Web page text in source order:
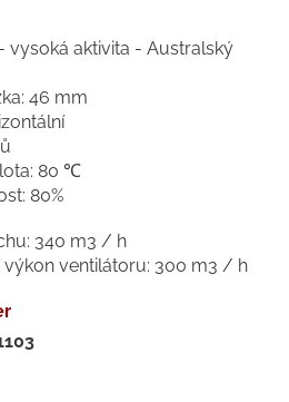
vysoká aktivita - Australský
46 mm
80 ℃
80%
340 m3 / h
ventilátoru: 300 m3 / h